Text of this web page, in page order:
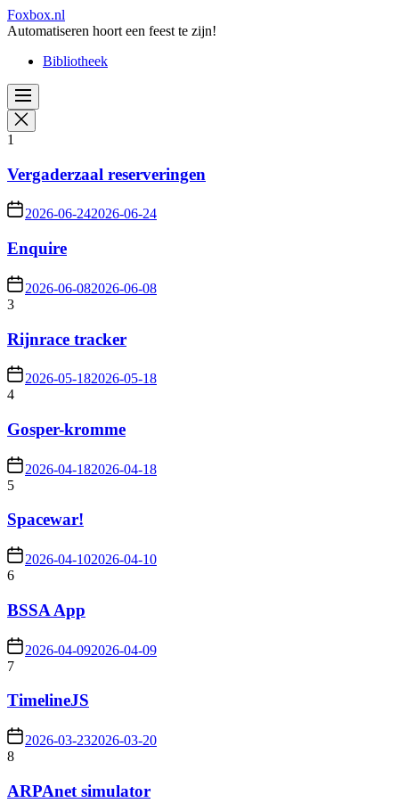
Skip
to
content
Foxbox.nl
Automatiseren hoort een feest te zijn!
Bibliotheek
1
Vergaderzaal reserveringen
2026-06-242026-06-24
Enquire
2026-06-082026-06-08
3
Rijnrace tracker
2026-05-182026-05-18
4
Gosper-kromme
2026-04-182026-04-18
5
Spacewar!
2026-04-102026-04-10
6
BSSA App
2026-04-092026-04-09
7
TimelineJS
2026-03-232026-03-20
8
ARPAnet simulator